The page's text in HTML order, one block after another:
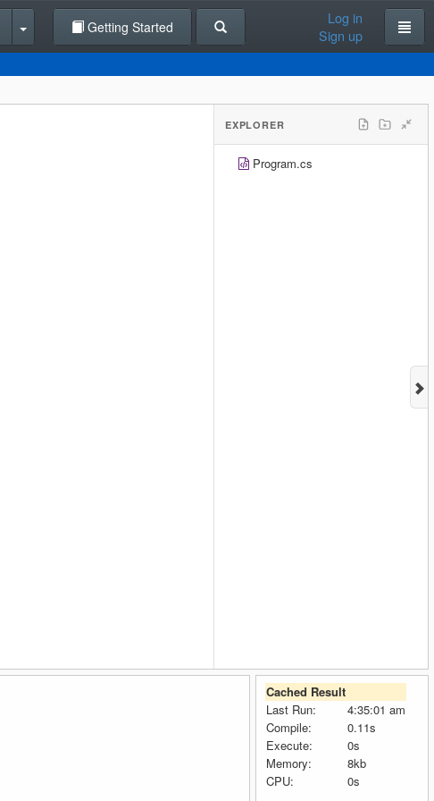
Getting Started
Log in
Sign up
EXPLORER
Program.cs
Cached Result
Last Run:
4:35:01 am
Compile:
0.11s
Execute:
0s
Memory:
8kb
CPU:
0s